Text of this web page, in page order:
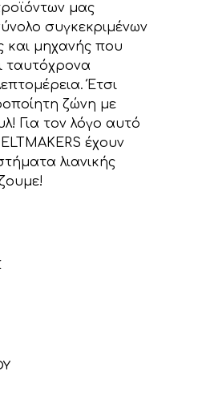
μας
συγκεκριμένων
και μηχανής που
ταυτόχρονα
Έτσι
ζώνη με
Για τον λόγο αυτό
έχουν
λιανικής